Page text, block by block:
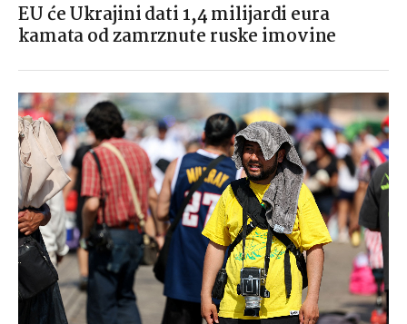
EU će Ukrajini dati 1,4 milijardi eura
kamata od zamrznute ruske imovine